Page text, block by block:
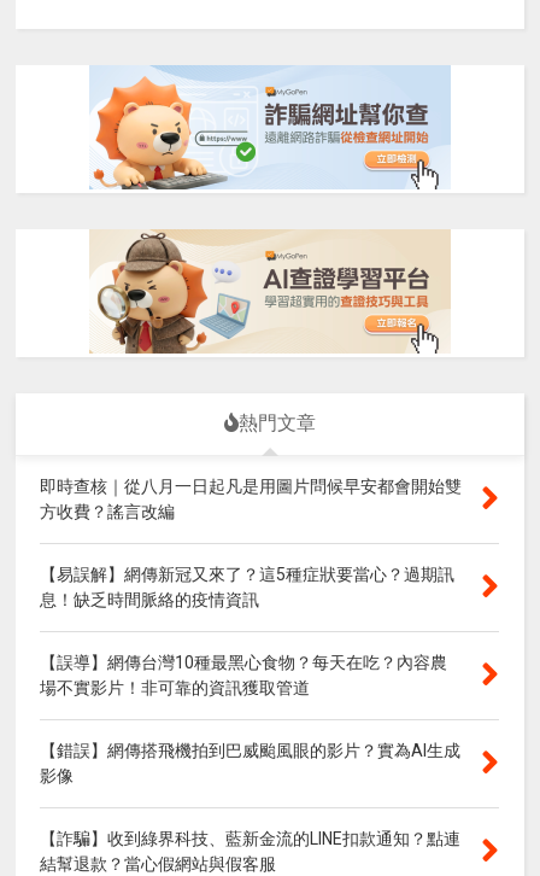
熱門文章
即時查核｜從八月一日起凡是用圖片問候早安都會開始雙
方收費？謠言改編
【易誤解】網傳新冠又來了？這5種症狀要當心？過期訊
息！缺乏時間脈絡的疫情資訊
【誤導】網傳台灣10種最黑心食物？每天在吃？內容農
場不實影片！非可靠的資訊獲取管道
【錯誤】網傳搭飛機拍到巴威颱風眼的影片？實為AI生成
影像
【詐騙】收到綠界科技、藍新金流的LINE扣款通知？點連
結幫退款？當心假網站與假客服